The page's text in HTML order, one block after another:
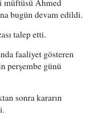
bugün devam edildi.
talep etti.
faaliyet gösteren
perşembe günü
sonra kararın